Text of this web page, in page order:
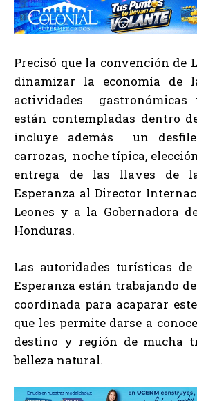
Precisó que la convención de
dinamizar la economía de
actividades gastronómicas
están contempladas dentro
incluye además un
carrozas, noche típica,
entrega de las llaves de
Esperanza al Director
Leones y a la Gobernadora
Honduras.
Las autoridades turísticas
Esperanza están trabajando
coordinada para acaparar
que les permite darse a
destino y región de mucha
belleza natural.